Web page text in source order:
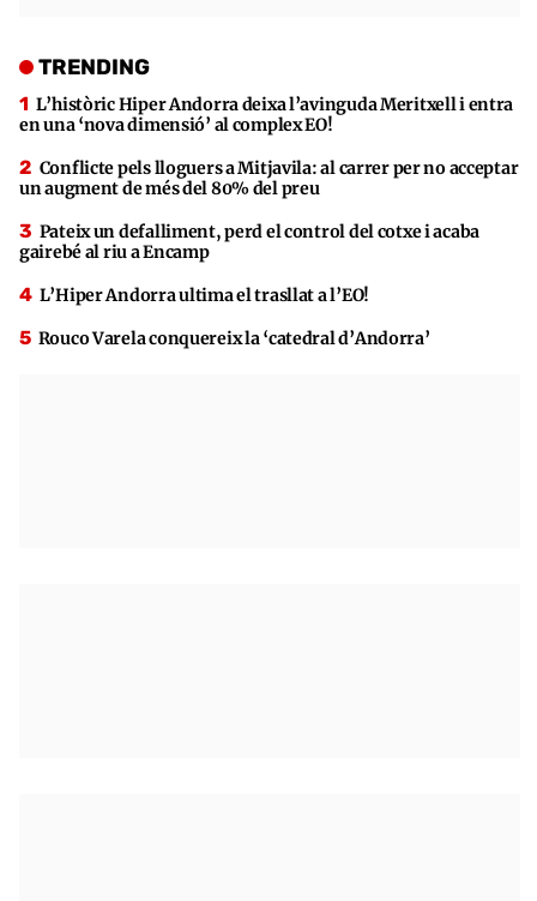
TRENDING
L’històric Hiper Andorra deixa l’avinguda Meritxell i entra
en una ‘nova dimensió’ al complex EO!
Conflicte pels lloguers a Mitjavila: al carrer per no acceptar
un augment de més del 80% del preu
Pateix un defalliment, perd el control del cotxe i acaba
gairebé al riu a Encamp
L’Hiper Andorra ultima el trasllat a l’EO!
Rouco Varela conquereix la ‘catedral d’Andorra’